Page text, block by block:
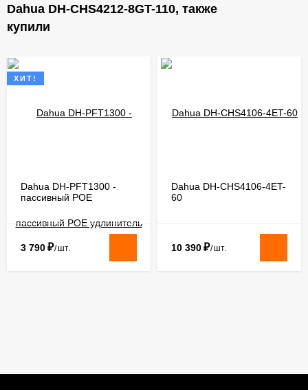
Dahua DH-CHS4212-8GT-110, также
купили
ХИТ!
Dahua DH-PFT1300 -
пассивный РОЕ
3 790₽/шт.
Dahua DH-CHS4106-4ET-
60
10 390₽/шт.